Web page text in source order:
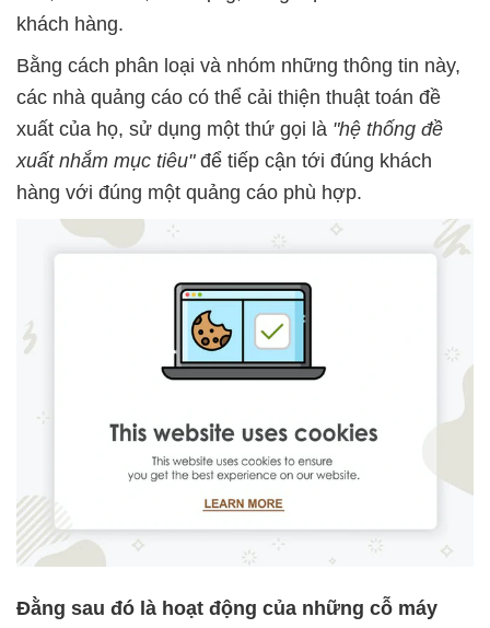
khách hàng.
Bằng cách phân loại và nhóm những thông tin này,
các nhà quảng cáo có thể cải thiện thuật toán đề
xuất của họ, sử dụng một thứ gọi là "hệ thống đề
xuất nhắm mục tiêu"để tiếp cận tới đúng khách
hàng với đúng một quảng cáo phù hợp.
Đằng sau đó là hoạt động của những cỗ máy